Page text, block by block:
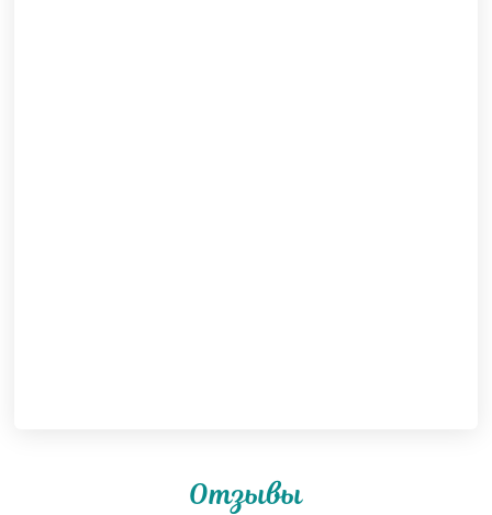
Отзывы